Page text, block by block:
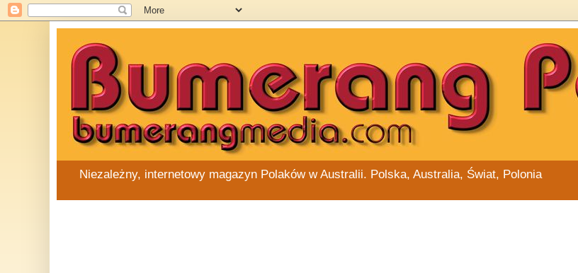
Niezależny, internetowy magazyn Polaków w Australii. Polska, Australia, Świat, Polonia